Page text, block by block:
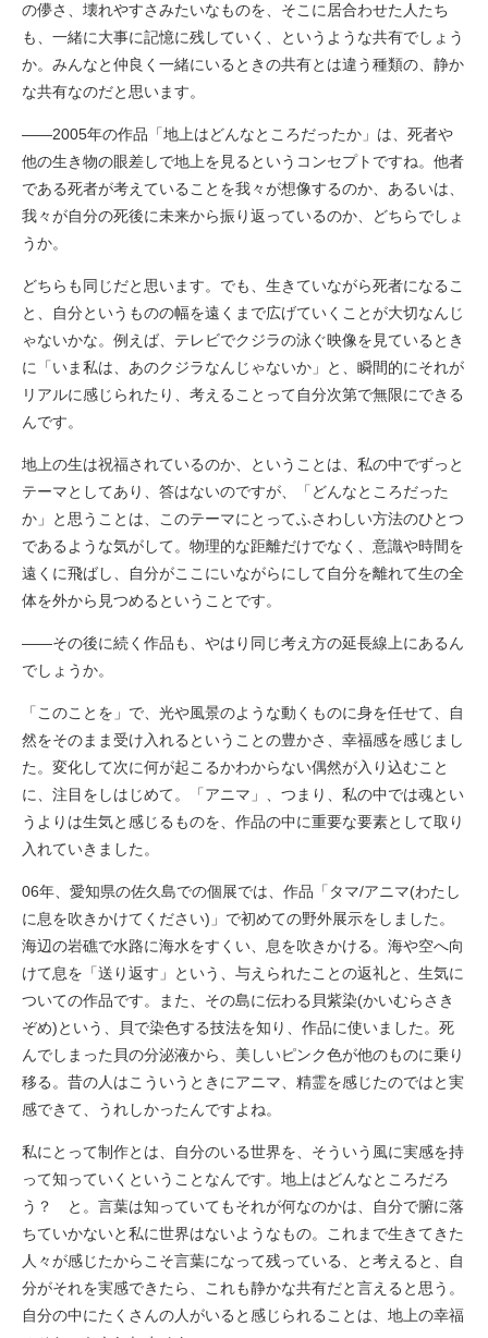
の儚さ、壊れやすさみたいなものを、そこに居合わせた人たち
も、一緒に大事に記憶に残していく、というような共有でしょう
か。みんなと仲良く一緒にいるときの共有とは違う種類の、静か
な共有なのだと思います。
――2005年の作品「地上はどんなところだったか」は、死者や
他の生き物の眼差しで地上を見るというコンセプトですね。他者
である死者が考えていることを我々が想像するのか、あるいは、
我々が自分の死後に未来から振り返っているのか、どちらでしょ
うか。
どちらも同じだと思います。でも、生きていながら死者になるこ
と、自分というものの幅を遠くまで広げていくことが大切なんじ
ゃないかな。例えば、テレビでクジラの泳ぐ映像を見ているとき
に「いま私は、あのクジラなんじゃないか」と、瞬間的にそれが
リアルに感じられたり、考えることって自分次第で無限にできる
んです。
地上の生は祝福されているのか、ということは、私の中でずっと
テーマとしてあり、答はないのですが、「どんなところだった
か」と思うことは、このテーマにとってふさわしい方法のひとつ
であるような気がして。物理的な距離だけでなく、意識や時間を
遠くに飛ばし、自分がここにいながらにして自分を離れて生の全
体を外から見つめるということです。
――その後に続く作品も、やはり同じ考え方の延長線上にあるん
でしょうか。
「このことを」で、光や風景のような動くものに身を任せて、自
然をそのまま受け入れるということの豊かさ、幸福感を感じまし
た。変化して次に何が起こるかわからない偶然が入り込むこと
に、注目をしはじめて。「アニマ」、つまり、私の中では魂とい
うよりは生気と感じるものを、作品の中に重要な要素として取り
入れていきました。
06年、愛知県の佐久島での個展では、作品「タマ/アニマ(わたし
に息を吹きかけてください)」で初めての野外展示をしました。
海辺の岩礁で水路に海水をすくい、息を吹きかける。海や空へ向
けて息を「送り返す」という、与えられたことの返礼と、生気に
ついての作品です。また、その島に伝わる貝紫染(かいむらさき
ぞめ)という、貝で染色する技法を知り、作品に使いました。死
んでしまった貝の分泌液から、美しいピンク色が他のものに乗り
移る。昔の人はこういうときにアニマ、精霊を感じたのではと実
感できて、うれしかったんですよね。
私にとって制作とは、自分のいる世界を、そういう風に実感を持
って知っていくということなんです。地上はどんなところだろ
う？ と。言葉は知っていてもそれが何なのかは、自分で腑に落
ちていかないと私に世界はないようなもの。これまで生きてきた
人々が感じたからこそ言葉になって残っている、と考えると、自
分がそれを実感できたら、これも静かな共有だと言えると思う。
自分の中にたくさんの人がいると感じられることは、地上の幸福